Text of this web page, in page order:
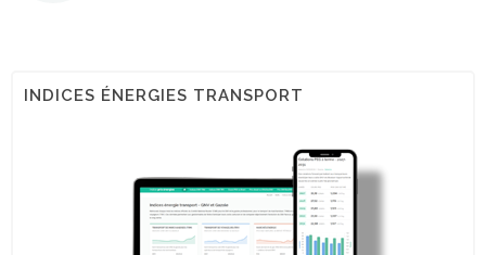
INDICES ÉNERGIES TRANSPORT